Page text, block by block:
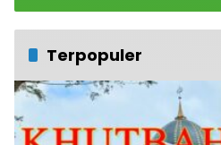
Terpopuler